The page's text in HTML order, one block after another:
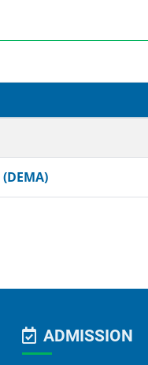
ADMISSION